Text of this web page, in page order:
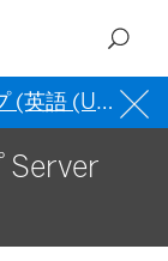
英語 (US)) を
Server